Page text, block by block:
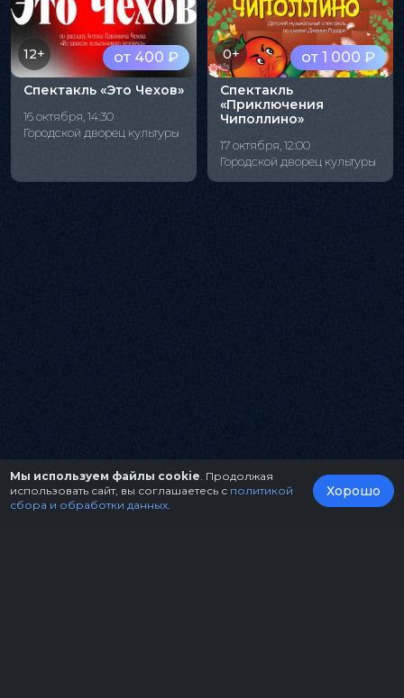
от 400 ₽
12+
Спектакль «Это Чехов»
16 октября, 14:30
Городской дворец культуры
от 1 000 ₽
0+
Спектакль
«Приключения
Чиполлино»
17 октября, 12:00
Городской дворец культуры
Мы используем файлы cookie . Продолжая
использовать сайт, вы соглашаетесь с политикой
сбора и обработки данных
Хорошо